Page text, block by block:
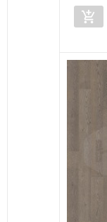
add_shopping_cart